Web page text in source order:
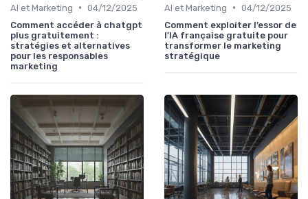
AI et Marketing • 04/12/2025
Comment accéder à chatgpt
plus gratuitement :
stratégies et alternatives
pour les responsables
marketing
AI et Marketing • 04/12/2025
Comment exploiter l’essor de
l’IA française gratuite pour
transformer le marketing
stratégique